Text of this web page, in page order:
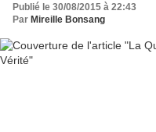
Publié le 30/08/2015 à 22:43
Par Mireille Bonsang